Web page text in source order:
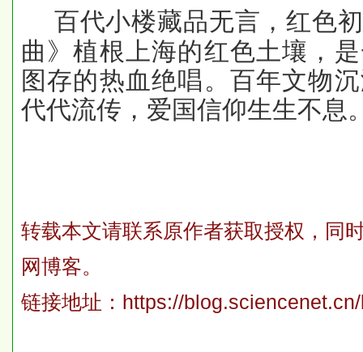
百代小楼藏品无言，红色
曲》植根上海的红色土壤，
图存的热血绝唱。百年文物
代代流传，爱国信仰生生不息
转载本文请联系原作者获取授权，同
网博客。
链接地址： https://